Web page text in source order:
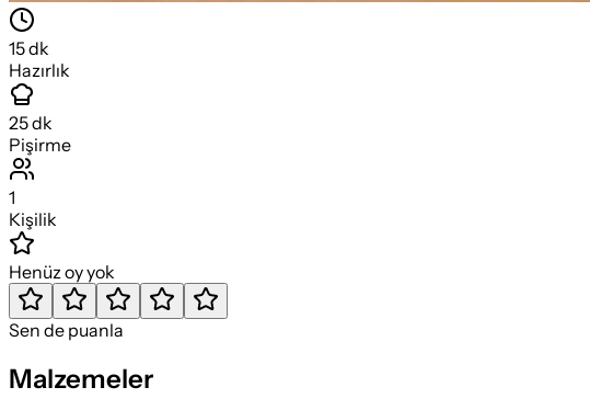
15dk
Hazırlık
25dk
Pişirme
1
Kişilik
Henüz oy yok
Sen de puanla
Malzemeler